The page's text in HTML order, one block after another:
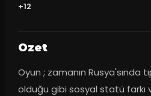
+12
Ozet
Oyun ; zamanın Rusya'sında
olduğu gibi sosyal statü farkı